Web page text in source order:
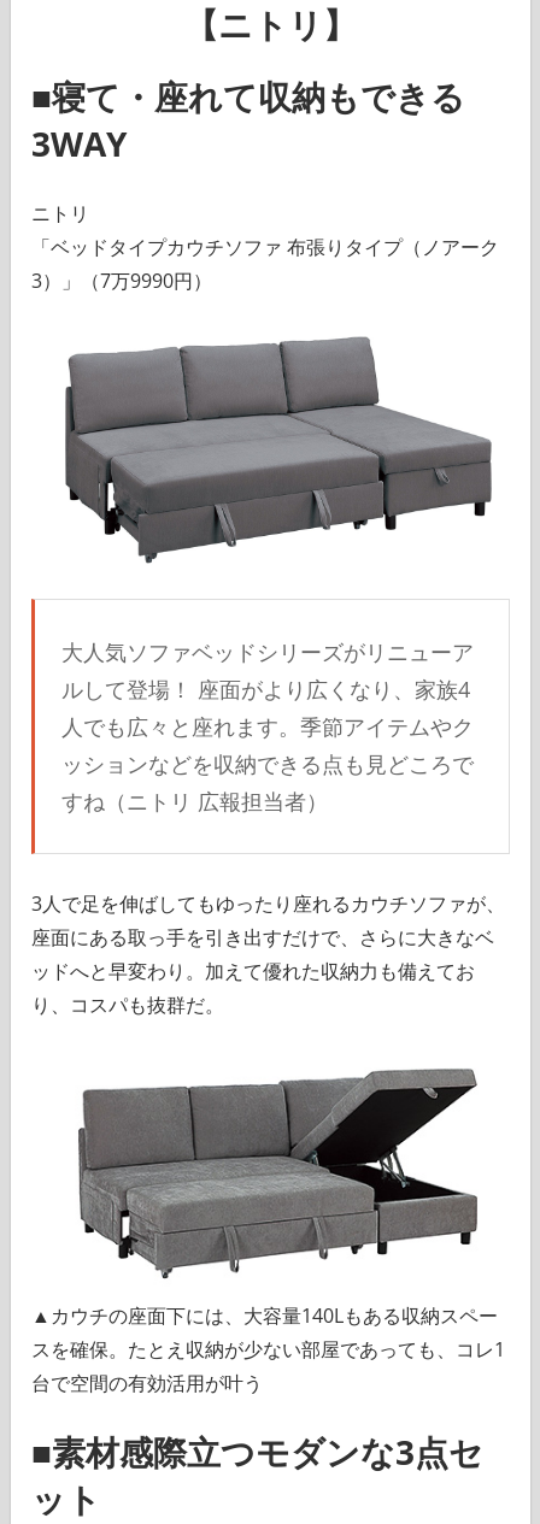
【ニトリ】
■寝て・座れて収納もできる
3WAY
ニトリ
「ベッドタイプカウチソファ 布張りタイプ（ノアーク
3）」（7万9990円）
大人気ソファベッドシリーズがリニューア
ルして登場！ 座面がより広くなり、家族4
人でも広々と座れます。季節アイテムやク
ッションなどを収納できる点も見どころで
すね（ニトリ 広報担当者）
3人で足を伸ばしてもゆったり座れるカウチソファが、
座面にある取っ手を引き出すだけで、さらに大きなベ
ッドへと早変わり。加えて優れた収納力も備えてお
り、コスパも抜群だ。
▲カウチの座面下には、大容量140Lもある収納スペー
スを確保。たとえ収納が少ない部屋であっても、コレ1
台で空間の有効活用が叶う
■素材感際立つモダンな3点セ
ット